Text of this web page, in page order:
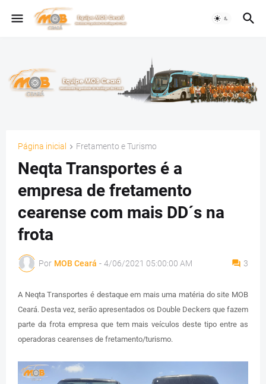
Página inicial Fretamento e Turismo
Neqta Transportes é a
empresa de fretamento
cearense com mais DD´s na
frota
Por MOB Ceará - 4/06/2021 05:00:00 AM 3
A Neqta Transportes é destaque em mais uma matéria do site MOB
Ceará. Desta vez, serão apresentados os Double Deckers que fazem
parte da frota empresa que tem mais veículos deste tipo entre as
operadoras cearenses de fretamento/turismo.